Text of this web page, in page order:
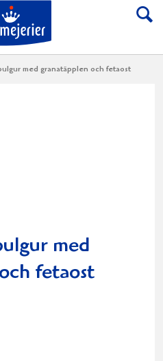
Till Norrmejerier
med granatäpplen och fetaost
med
fetaost